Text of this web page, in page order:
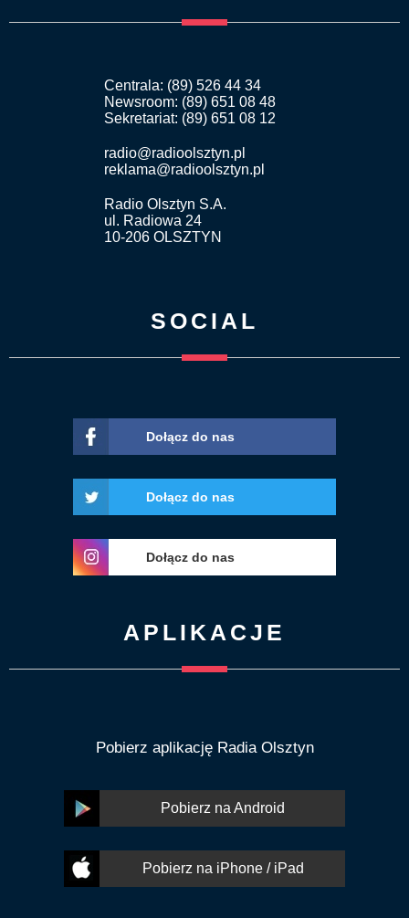
Centrala: (89) 526 44 34
Newsroom: (89) 651 08 48
Sekretariat: (89) 651 08 12
radio@radioolsztyn.pl
reklama@radioolsztyn.pl
Radio Olsztyn S.A.
ul. Radiowa 24
10-206 OLSZTYN
SOCIAL
Dołącz do nas
Dołącz do nas
Dołącz do nas
APLIKACJE
Pobierz aplikację Radia Olsztyn
Pobierz na Android
Pobierz na iPhone / iPad